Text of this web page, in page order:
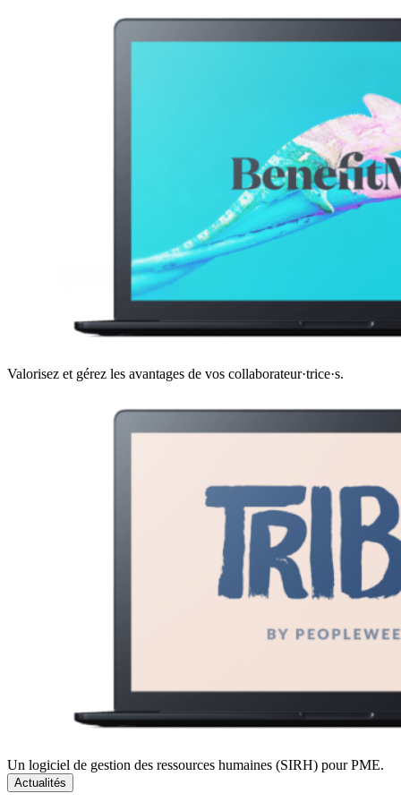
Valorisez et gérez les avantages de vos collaborateur·trice·s.
Un logiciel de gestion des ressources humaines (SIRH) pour PME.
Actualités